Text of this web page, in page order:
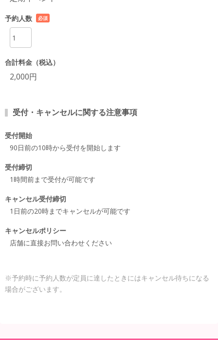
予約人数
必須
合計料金（税込）
2,000円
受付・キャンセルに関する注意事項
受付開始
90日前の10時から受付を開始します
受付締切
1時間前まで受付が可能です
キャンセル受付締切
1日前の20時までキャンセルが可能です
キャンセルポリシー
店舗に直接お問い合わせください
※予約時に予約人数が定員に達したときにはキャンセル待ちになる
場合がございます。